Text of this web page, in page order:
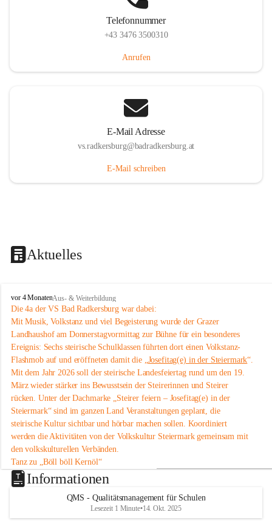
Telefonnummer
+43 3476 3500310
Anrufen
E-Mail Adresse
vs.radkersburg@badradkersburg.at
E-Mail schreiben
Aktuelles
V
o
l
k
s
s
c
h
u
l
e
B
a
d
R
a
d
k
s
vor 4 MonatenAus- & Weiterbildung
Die 4a der VS Bad Radkersburg war dabei:
Mit Musik, Volkstanz und viel Begeisterung wurde der Grazer
Landhaushof am Donnerstagvormittag zur Bühne für ein besonderes
Ereignis: Sechs steirische Schulklassen führten dort einen Volkstanz-
Flashmob auf und eröffneten damit die „Josefitag(e) in der Steiermark“.
Mit dem Jahr 2026 soll der steirische Landesfeiertag rund um den 19.
März wieder stärker ins Bewusstsein der Steirerinnen und Steirer
rücken. Unter der Dachmarke „Steirer feiern – Josefitag(e) in der
Steiermark“ sind im ganzen Land Veranstaltungen geplant, die
steirische Kultur sichtbar und hörbar machen sollen. Koordiniert
werden die Aktivitäten von der Volkskultur Steiermark gemeinsam mit
den volkskulturellen Verbänden.
Tanz zu „Böll böll Kernöl“
Im Rahmen dieser Initiative studierten sechs Schulklassen aus der
Steiermark bereits im Unterricht eine einfache Volkstanz-Choreografie
ein. Am 12. März 2026 präsentierten sie diese um 11 Uhr im
als Flashmob.
Informationen
QMS - Qualitätsmanagement für Schulen
Lesezeit 1 Minute•14. Okt. 2025